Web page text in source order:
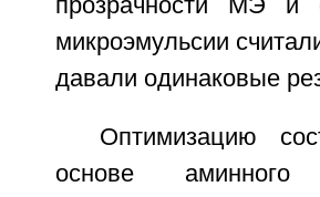
прозрачности МЭ и
микроэмульсии
давали одинаковые
Оптимизацию
основе